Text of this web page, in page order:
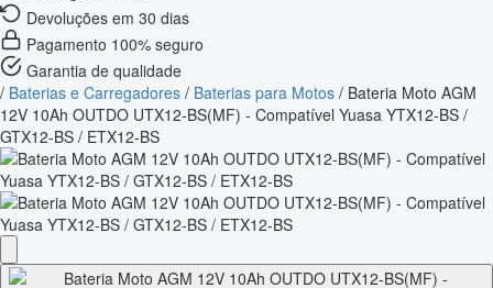
Devoluções em 30 dias
Pagamento 100% seguro
Garantia de qualidade
/ Baterias e Carregadores / Baterias para Motos / Bateria Moto AGM
12V 10Ah OUTDO UTX12-BS(MF) - Compatível Yuasa YTX12-BS /
GTX12-BS / ETX12-BS